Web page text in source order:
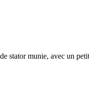
stator munie, avec un